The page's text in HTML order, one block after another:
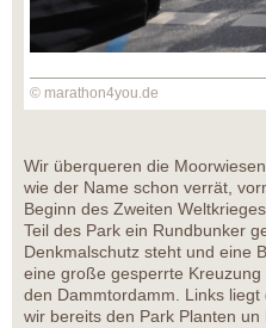
© marathon4you.de
Wir überqueren die
wie der Name schon verrät,
Beginn des Zweiten
Teil des Park ein Rundbunker
Denkmalschutz steht und eine
eine große gesperrte
den Dammtordamm. Links
wir bereits den Park Planten un